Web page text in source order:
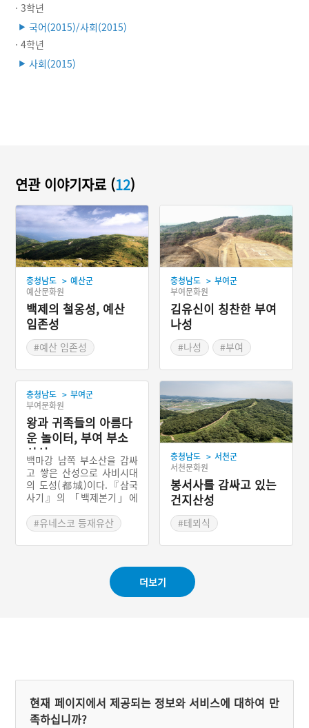
· 3학년
▶ 국어(2015)/사회(2015)
· 4학년
▶ 사회(2015)
연관 이야기자료 (12)
충청남도 > 예산군
예산문화원
백제의 철옹성, 예산
임존성
#예산 임존성
충청남도 > 부여군
부여문화원
김유신이 칭찬한 부여
나성
#나성
#부여
충청남도 > 부여군
부여문화원
왕과 귀족들의 아름다
운 놀이터, 부여 부소
산성
백마강 남쪽 부소산을 감싸
고 쌓은 산성으로 사비시대
의 도성(都城)이다.『삼국
사기』의 「백제본기」에
록되어 있으나, 성이 위치한
산의 이름을 따서 부소산성
이라 부른다. 성곽의 형식은
러싼 테뫼식과 다시 그 주위
를 감싸게 쌓은 포곡식이 혼
합된 복합식 산성이다. 이
#유네스코 등재유산
#사비성
충청남도 > 서천군
서천문화원
봉서사를 감싸고 있는
건지산성
#테뫼식
더보기
현재 페이지에서 제공되는 정보와 서비스에 대하여 만
족하십니까?